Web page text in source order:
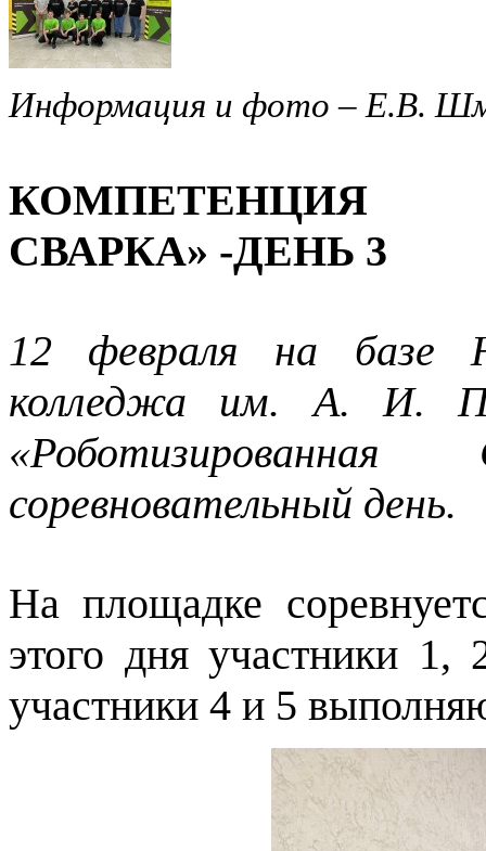
Информация и фото – Е.В.
КОМПЕТЕНЦИЯ
СВАРКА» -ДЕНЬ 3
12 февраля на базе
колледжа им. А. И.
соревновательный день.
На площадке
этого дня участники
участники 4 и 5